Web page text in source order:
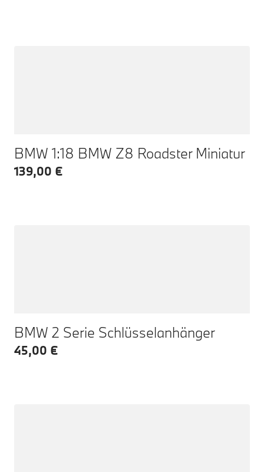
BMW 1:18 BMW Z8 Roadster Miniatur
139,00 €
BMW 2 Serie Schlüsselanhänger
45,00 €